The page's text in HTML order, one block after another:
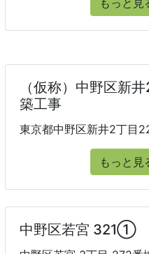
もっと見
（仮称）中野区新
築工事
東京都中野区新井2丁目
もっと見
中野区若宮 321①